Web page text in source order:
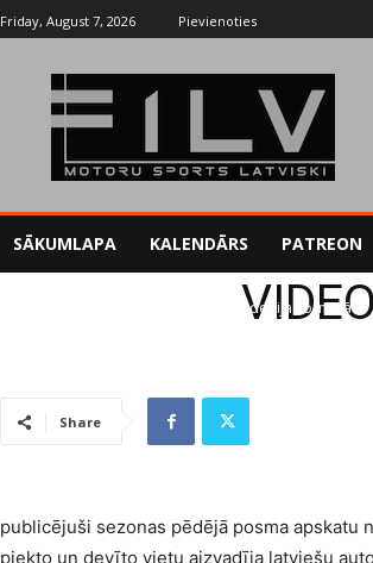
Friday, August 7, 2026 Pievienoties
SĀKUMLAPA KALENDĀRS PATREON
VIDEO: Šlēgelmilha debija Formulā 2
Share
publicējuši sezonas pēdējā posma apskatu
piekto un devīto vietu aizvadīja latviešu